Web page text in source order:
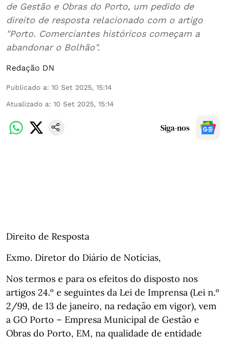
de Gestão e Obras do Porto, um pedido de
direito de resposta relacionado com o artigo
"Porto. Comerciantes históricos começam a
abandonar o Bolhão".
Redação DN
Publicado a: 10 Set 2025, 15:14
Atualizado a: 10 Set 2025, 15:14
Siga-nos
Direito de Resposta
Exmo. Diretor do Diário de Notícias,
Nos termos e para os efeitos do disposto nos
artigos 24.º e seguintes da Lei de Imprensa (Lei n.º
2/99, de 13 de janeiro, na redação em vigor), vem
a GO Porto – Empresa Municipal de Gestão e
Obras do Porto, EM, na qualidade de entidade